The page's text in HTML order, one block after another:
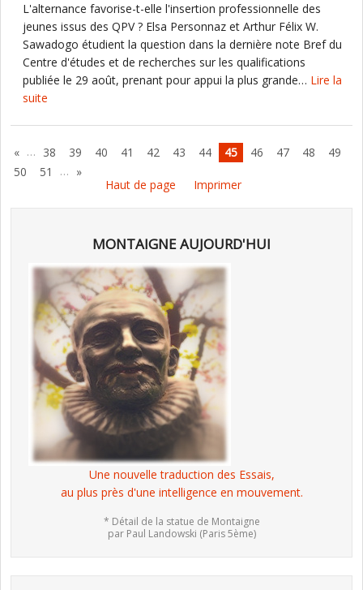
L'alternance favorise-t-elle l'insertion professionnelle des
jeunes issus des QPV ? Elsa Personnaz et Arthur Félix W.
Sawadogo étudient la question dans la dernière note Bref du
Centre d'études et de recherches sur les qualifications
publiée le 29 août, prenant pour appui la plus grande… Lire la
suite
« … 38 39 40 41 42 43 44 45 46 47 48
49
50
51 … »
Haut de page
Imprimer
MONTAIGNE AUJOURD'HUI
Une nouvelle traduction des Essais,
au plus près d'une intelligence en mouvement.
* Détail de la statue de Montaigne
par Paul Landowski (Paris 5ème)